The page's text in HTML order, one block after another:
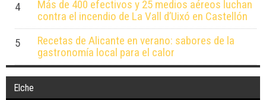
4
Más de 400 efectivos y 25 medios aéreos luchan
contra el incendio de La Vall d’Uixó en Castellón
5
Recetas de Alicante en verano: sabores de la
gastronomía local para el calor
Elche